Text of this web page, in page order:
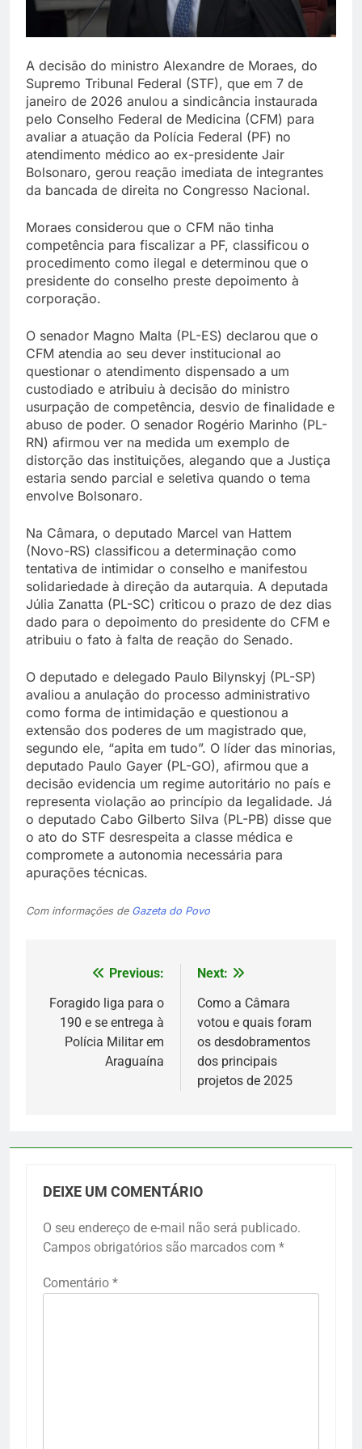
A decisão do ministro Alexandre de Moraes, do
Supremo Tribunal Federal (STF), que em 7 de
janeiro de 2026 anulou a sindicância instaurada
pelo Conselho Federal de Medicina (CFM) para
avaliar a atuação da Polícia Federal (PF) no
atendimento médico ao ex-presidente Jair
Bolsonaro, gerou reação imediata de integrantes
da bancada de direita no Congresso Nacional.
Moraes considerou que o CFM não tinha
competência para fiscalizar a PF, classificou o
procedimento como ilegal e determinou que o
presidente do conselho preste depoimento à
corporação.
O senador Magno Malta (PL-ES) declarou que o
CFM atendia ao seu dever institucional ao
questionar o atendimento dispensado a um
custodiado e atribuiu à decisão do ministro
usurpação de competência, desvio de finalidade e
abuso de poder. O senador Rogério Marinho (PL-
RN) afirmou ver na medida um exemplo de
distorção das instituições, alegando que a Justiça
estaria sendo parcial e seletiva quando o tema
envolve Bolsonaro.
Na Câmara, o deputado Marcel van Hattem
(Novo-RS) classificou a determinação como
tentativa de intimidar o conselho e manifestou
solidariedade à direção da autarquia. A deputada
Júlia Zanatta (PL-SC) criticou o prazo de dez dias
dado para o depoimento do presidente do CFM e
atribuiu o fato à falta de reação do Senado.
O deputado e delegado Paulo Bilynskyj (PL-SP)
avaliou a anulação do processo administrativo
como forma de intimidação e questionou a
extensão dos poderes de um magistrado que,
segundo ele, “apita em tudo”. O líder das minorias,
deputado Paulo Gayer (PL-GO), afirmou que a
decisão evidencia um regime autoritário no país e
representa violação ao princípio da legalidade. Já
o deputado Cabo Gilberto Silva (PL-PB) disse que
o ato do STF desrespeita a classe médica e
compromete a autonomia necessária para
apurações técnicas.
Com informações de Gazeta do Povo
Navegação
de
Post
Previous:
Foragido liga para o
190 e se entrega à
Polícia Militar em
Araguaína
Next:
Como a Câmara
votou e quais foram
os desdobramentos
dos principais
projetos de 2025
DEIXE UM COMENTÁRIO
O seu endereço de e-mail não será publicado.
Campos obrigatórios são marcados com *
Comentário *